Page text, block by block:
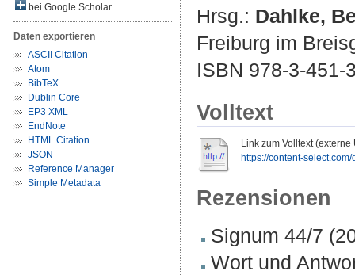
bei Google Scholar
Daten exportieren
ASCII Citation
Atom
BibTeX
Dublin Core
EP3 XML
EndNote
HTML Citation
JSON
Reference Manager
Simple Metadata
Hrsg.: Dahlke,
Freiburg im
ISBN 978-3-451-
Volltext
Link zum Volltext (externe
https://content-
Rezensionen
Signum 44/7
Wort und